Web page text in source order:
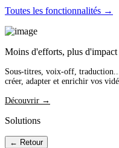
Toutes les fonctionnalités →
Moins d'efforts, plus
Sous-titres, voix-off,
créer, adapter et enrichir vos
Découvrir →
Solutions
← Retour